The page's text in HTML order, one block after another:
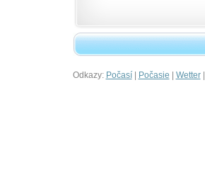
Odkazy: Počasí| Počasie | Wetter|